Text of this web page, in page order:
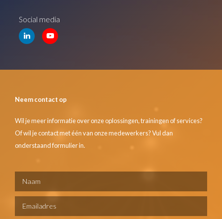
Social media
Neem contact op
Wil je meer informatie over onze oplossingen, trainingen of services?
Of wil je contact met één van onze medewerkers? Vul dan
onderstaand formulier in.